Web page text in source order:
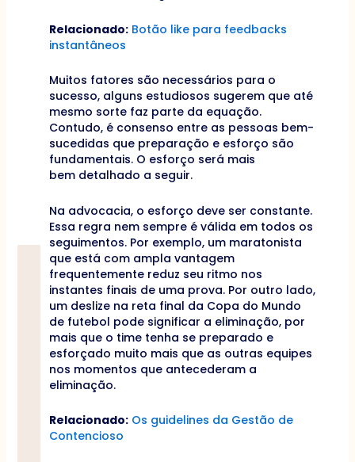
Relacionado: Botão like para feedbacks
instantâneos
Muitos fatores são necessários para o
sucesso, alguns estudiosos sugerem que até
mesmo sorte faz parte da equação.
Contudo, é consenso entre as pessoas bem-
sucedidas que preparação e esforço são
fundamentais. O esforço será mais
bem detalhado a seguir.
Na advocacia, o esforço deve ser constante.
Essa regra nem sempre é válida em todos os
seguimentos. Por exemplo, um maratonista
que está com ampla vantagem
frequentemente reduz seu ritmo nos
instantes finais de uma prova. Por outro lado,
um deslize na reta final da Copa do Mundo
de futebol pode significar a eliminação, por
mais que o time tenha se preparado e
esforçado muito mais que as outras equipes
nos momentos que antecederam a
eliminação.
Relacionado: Os guidelines da Gestão de
Contencioso